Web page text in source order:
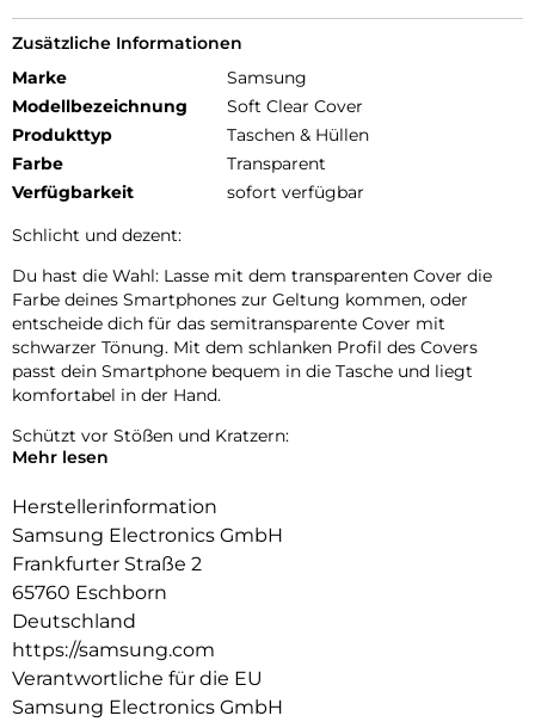
Zusätzliche Informationen
Marke
Samsung
Modellbezeichnung
Soft Clear Cover
Produkttyp
Taschen & Hüllen
Farbe
Transparent
Verfügbarkeit
sofort verfügbar
Schlicht und dezent:
Du hast die Wahl: Lasse mit dem transparenten Cover die
Farbe deines Smartphones zur Geltung kommen, oder
entscheide dich für das semitransparente Cover mit
schwarzer Tönung. Mit dem schlanken Profil des Covers
passt dein Smartphone bequem in die Tasche und liegt
komfortabel in der Hand.
Schützt vor Stößen und Kratzern:
TPU-Material, das dein Smartphone vor alltäglichen Stößen
und Kratzern schützen kann, während es das Design deines
Smartphones zeigt. Genieße das durchsichtige Cover zum
Schutz deines Smartphones.
Ein bisschen Spaß muss sein:
Befestige eine Trageschlaufe, indem du sie durch die Öse des
Covers ziehst. So kannst du deinem Smartphone deinen
persönlichen Stil verleihen und hast es schnell zur Hand.
Mehr lesen
Herstellerinformation
Samsung Electronics GmbH
Frankfurter Straße 2
65760 Eschborn
Deutschland
https://samsung.com
Verantwortliche für die EU
Samsung Electronics GmbH